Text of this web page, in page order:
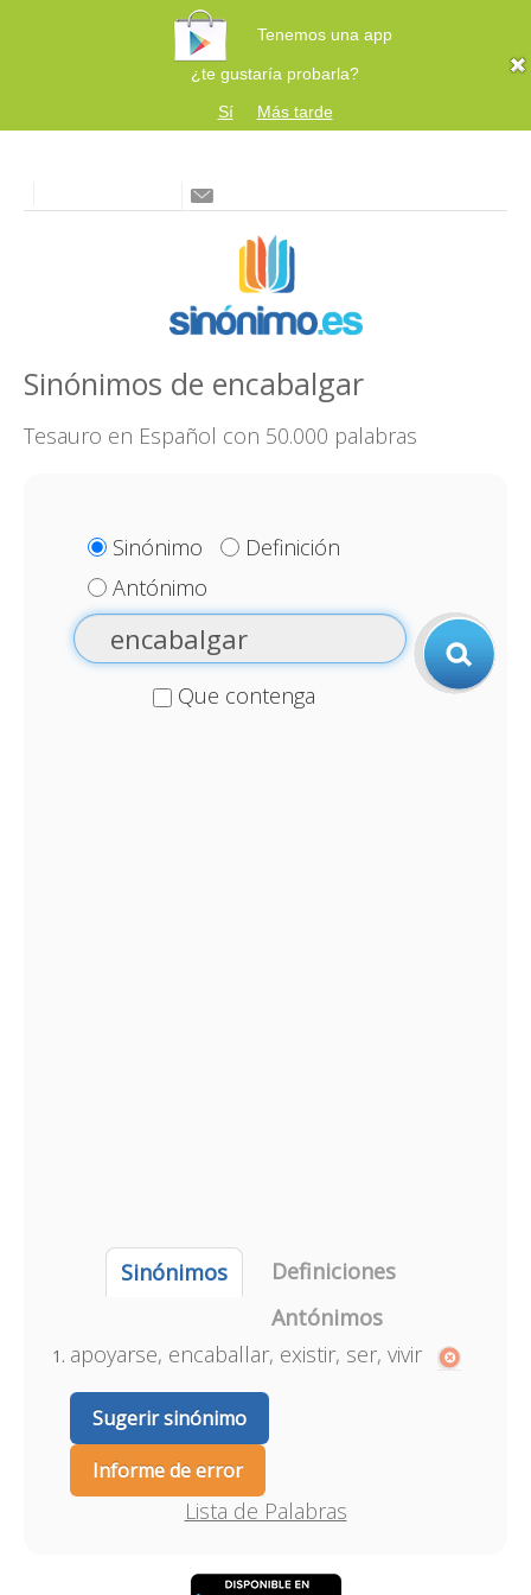
Tenemos una app
¿te gustaría probarla?
Sí
Más tarde
Sinónimos de encabalgar
Tesauro en Español con 50.000 palabras
Sinónimo
Definición
Antónimo
Que contenga
Sinónimos
Definiciones
Antónimos
apoyarse, encaballar, existir, ser, vivir
Sugerir sinónimo
Informe de error
Lista de Palabras